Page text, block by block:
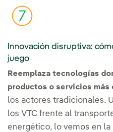
Innovación disruptiva:
juego
Reemplaza tecnologías
productos o servicios
los actores tradicionales.
los VTC frente al
energético, lo vemos en